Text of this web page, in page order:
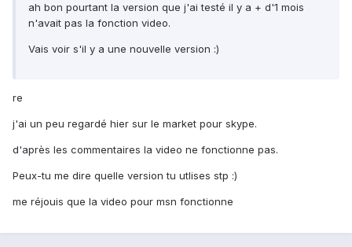
ah bon pourtant la version que j'ai testé il y a + d'1 mois
n'avait pas la fonction video.
Vais voir s'il y a une nouvelle version :)
re
j'ai un peu regardé hier sur le market pour skype.
d'après les commentaires la video ne fonctionne pas.
Peux-tu me dire quelle version tu utlises stp :)
me réjouis que la video pour msn fonctionne